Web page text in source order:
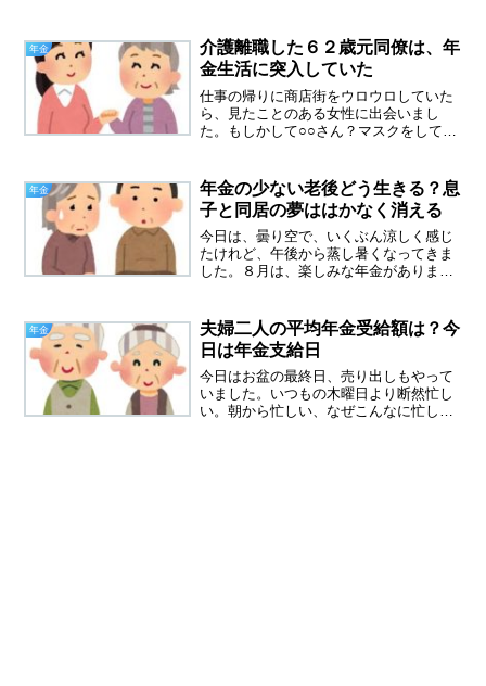
ったのかも不明。彼女は髪型が変わって
いなかったのに、まず驚き...
年金
介護離職した６２歳元同僚は、年
金生活に突入していた
仕事の帰りに商店街をウロウロしていた
ら、見たことのある女性に出会いまし
た。もしかして○○さん？マスクをしてい
見ていたら、向こうも見ていました。○○
さん、久しぶり～と向こ...
年金
年金の少ない老後どう生きる？息
子と同居の夢ははかなく消える
今日は、曇り空で、いくぶん涼しく感じ
たけれど、午後から蒸し暑くなってきま
した。８月は、楽しみな年金がありま
て７０歳まで繰り下げすることを考えて
います。年金が少ない老後、...
年金
夫婦二人の平均年金受給額は？今
日は年金支給日
今日はお盆の最終日、売り出しもやって
いました。いつもの木曜日より断然忙し
い。朝から忙しい、なぜこんなに忙しい